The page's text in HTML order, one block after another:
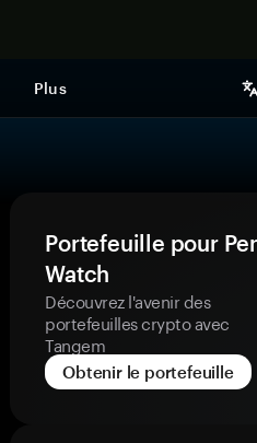
Plus
Portefeuille pour
Watch
Découvrez l'avenir des
portefeuilles crypto avec
Tangem
Obtenir le portefeuille